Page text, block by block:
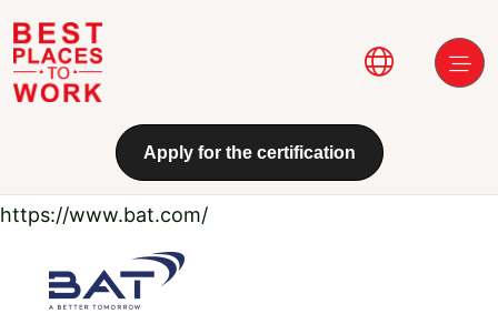
Aller au contenu principal
Main
Apply for the certification
https://www.bat.com/